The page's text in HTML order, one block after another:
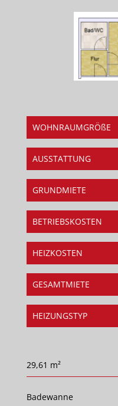
WOHNRAUMGRÖßE
AUSSTATTUNG
GRUNDMIETE
BETRIEBSKOSTEN
HEIZKOSTEN
GESAMTMIETE
HEIZUNGSTYP
29,61 m²
Badewanne